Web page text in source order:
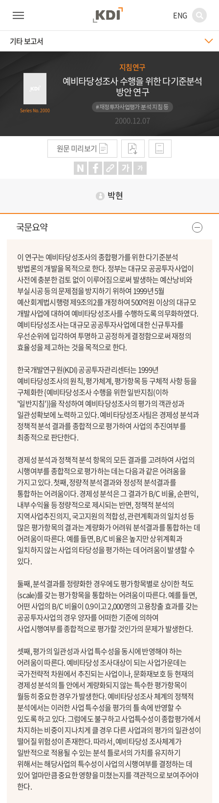
ENG
기타 보고서
Series No. 2000
지침연구
예비타당성조사 수행을 위한 다기준분석
방안 연구
#재정투자사업평가 분석 지침 등
2000.12.07
원문 미리보기
박현
국문요약
이 연구는 예비타당성조사의 종합평가를 위한 다기준분석
방법론의 개발을 목적으로 한다. 정부는 대규모 공공투자사업이
사전에 충분한 검토 없이 이루어짐으로써 발생하는 예산낭비와
부실시공 등의 문제점을 방지하기 위하여 1999년 5월
예산회계법시행령 제9조의2를 개정하여 500억원 이상의 대규모
개발사업에 대하여 예비타당성조사를 수행하도록 의무화하였다.
예비타당성조사는 대규모 공공투자사업에 대한 신규투자를
우선순위에 입각하여 투명하고 공정하게 결정함으로써 재정의
효율성을 제고하는 것을 목적으로 한다.
한국개발연구원(KDI) 공공투자관리센터는 1999년
예비타당성조사의 원칙, 평가체계, 평가항목 등 구체적 사항 등을
구체화한 {예비타당성조사 수행을 위한 일반지침(이하
'일반지침')}을 작성하여 예비타당성조사의 평가의 객관성과
일관성확보에 노력하고 있다. 예비타당성조사팀은 경제성 분석과
정책적 분석 결과를 종합적으로 평가하여 사업의 추진여부를
최종적으로 판단한다.
경제성 분석과 정책적 분석 항목의 모든 결과를 고려하여 사업의
시행여부를 종합적으로 평가하는 데는 다음과 같은 어려움을
가지고 있다. 첫째, 정량적 분석결과와 정성적 분석결과를
통합하는 어려움이다. 경제성 분석은 그 결과가 B/C 비율, 순편익,
내부수익율 등 정량적으로 제시되는 반면, 정책적 분석의
지역사업추진의지, 국고지원의 적합성, 관련계획과의 일치성 등
많은 평가항목의 결과는 계량화가 어려워 분석결과를 통합하는 데
어려움이 따른다. 예를 들면, B/C 비율은 높지만 상위계획과
일치하지 않는 사업의 타당성을 평가하는 데 어려움이 발생할 수
있다.
둘째, 분석결과를 정량화한 경우에도 평가항목별로 상이한 척도
(scale)를 갖는 평가항목을 통합하는 어려움이 따른다. 예를 들면,
어떤 사업의 B/C 비율이 0.9이고 2,000명의 고용창출 효과를 갖는
공공투자사업의 경우 양자를 어떠한 기준에 의하여
사업시행여부를 종합적으로 평가할 것인가의 문제가 발생한다.
셋째, 평가의 일관성과 사업 특수성을 동시에 반영해야 하는
어려움이 따른다. 예비타당성 조사대상이 되는 사업가운데는
국가전략적 차원에서 추진되는 사업이나, 문화재보호 등 현재의
경제성 분석의 틀 안에서 계량화되지 않는 특수한 평가항목이
월등히 중요한 경우가 발생한다. 예비타당성조사 체계의 정책적
분석에서는 이러한 사업 특수성을 평가의 틀 속에 반영할 수
있도록 하고 있다. 그럼에도 불구하고 사업특수성이 종합평가에서
차지하는 비중이 지나치게 클 경우 다른 사업과의 평가의 일관성이
떨어질 위험성이 존재한다. 따라서, 예비타당성 조사체계가
일반적으로 적용될 수 있는 분석 틀로서의 가치를 유지하기
위해서는 해당사업의 특수성이 사업의 시행여부를 결정하는 데
있어 얼마만큼 중요한 영향을 미쳤는지를 객관적으로 보여주어야
한다.